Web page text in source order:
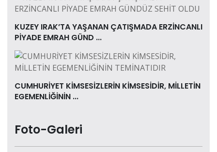
KUZEY IRAK’TA YAŞANAN ÇATIŞMADA ERZİNCANLI
PİYADE EMRAH GÜND ...
CUMHURİYET KİMSESİZLERİN KİMSESİDİR, MİLLETİN
EGEMENLİĞİNİN ...
Foto-Galeri